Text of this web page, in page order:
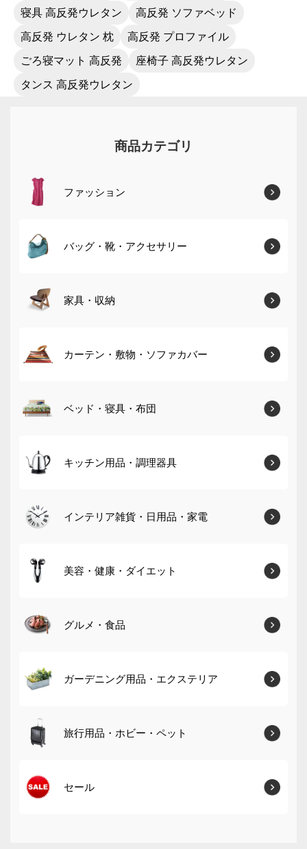
寝具 高反発ウレタン 高反発 ソファベッド
高反発 ウレタン 枕 高反発 プロファイル
ごろ寝マット 高反発 座椅子 高反発ウレタン
タンス 高反発ウレタン
商品カテゴリ
ファッション
バッグ・靴・アクセサリー
家具・収納
カーテン・敷物・ソファカバー
ベッド・寝具・布団
キッチン用品・調理器具
インテリア雑貨・日用品・家電
美容・健康・ダイエット
グルメ・食品
ガーデニング用品・エクステリア
旅行用品・ホビー・ペット
セール